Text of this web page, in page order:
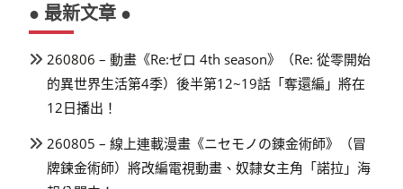
● 最新文章 ●
260806 – 動畫《Re:ゼロ 4th season》（Re: 從零開始
的異世界生活第4季）後半第12~19話「奪還編」將在
12日播出！
260805 – 線上連載漫畫《ニセモノの錬金術師》（冒
牌鍊金術師）將改編電視動畫、奴隸女主角「諾拉」海